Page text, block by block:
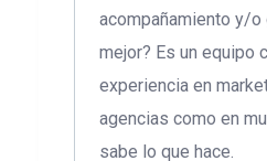
acompañamiento y/
mejor? Es un equipo
experiencia en
agencias como en
sabe lo que hace.